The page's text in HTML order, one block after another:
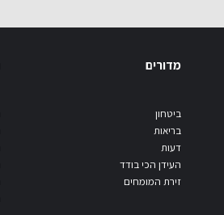
מדורים
ביטחון
בריאות
דעות
העידן הכי בודד
זירת המומחים